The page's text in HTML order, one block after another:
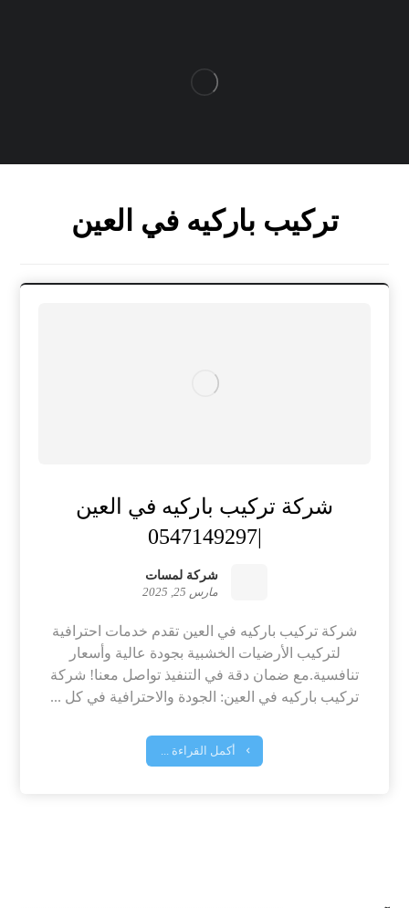
تركيب باركيه في العين
شركة تركيب باركيه في العين
|0547149297
شركة لمسات
مارس 25, 2025
شركة تركيب باركيه في العين تقدم خدمات احترافية
لتركيب الأرضيات الخشبية بجودة عالية وأسعار
تنافسية.مع ضمان دقة في التنفيذ تواصل معنا! شركة
تركيب باركيه في العين: الجودة والاحترافية في كل ...
أكمل القراءة ...